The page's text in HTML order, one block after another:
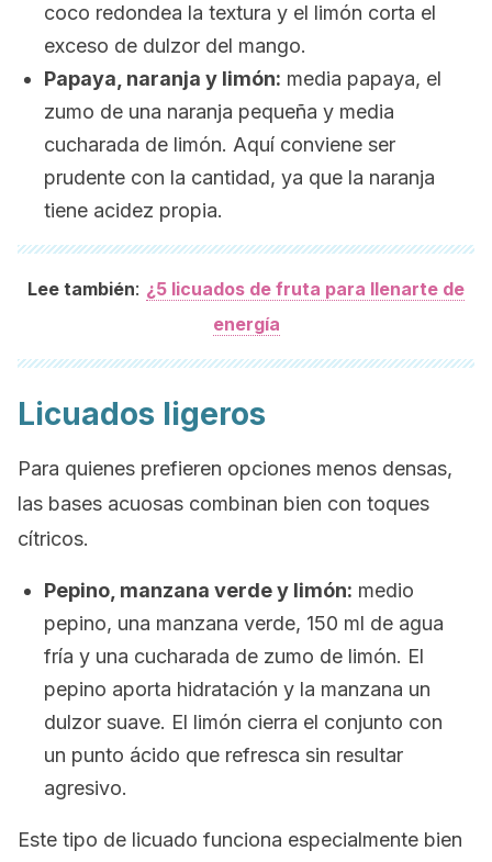
coco redondea la textura y el limón corta el
exceso de dulzor del mango.
Papaya, naranja y limón: media papaya, el
zumo de una naranja pequeña y media
cucharada de limón. Aquí conviene ser
prudente con la cantidad, ya que la naranja
tiene acidez propia.
Lee también: ¿5 licuados de fruta para llenarte de
energía
Licuados ligeros
Para quienes prefieren opciones menos densas,
las bases acuosas combinan bien con toques
cítricos.
Pepino, manzana verde y limón: medio
pepino, una manzana verde, 150 ml de agua
fría y una cucharada de zumo de limón. El
pepino aporta hidratación y la manzana un
dulzor suave. El limón cierra el conjunto con
un punto ácido que refresca sin resultar
agresivo.
Este tipo de licuado funciona especialmente bien